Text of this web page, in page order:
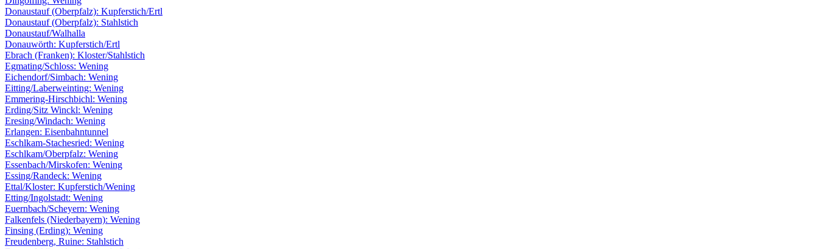
Donaustauf (Oberpfalz): Kupferstich/Ertl
Donaustauf (Oberpfalz): Stahlstich
Donaustauf/Walhalla
Donauwörth: Kupferstich/Ertl
Ebrach (Franken): Kloster/Stahlstich
Egmating/Schloss: Wening
Eichendorf/Simbach: Wening
Eitting/Laberweinting: Wening
Emmering-Hirschbichl: Wening
Erding/Sitz Winckl: Wening
Eresing/Windach: Wening
Erlangen: Eisenbahntunnel
Eschlkam-Stachesried: Wening
Eschlkam/Oberpfalz: Wening
Essenbach/Mirskofen: Wening
Essing/Randeck: Wening
Ettal/Kloster: Kupferstich/Wening
Etting/Ingolstadt: Wening
Euernbach/Scheyern: Wening
Falkenfels (Niederbayern): Wening
Finsing (Erding): Wening
Freudenberg, Ruine: Stahlstich